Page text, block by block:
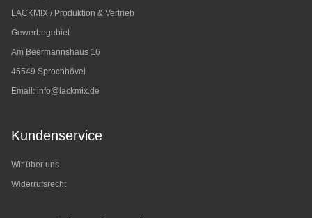
LACKMIX / Produktion & Vertrieb
Gewerbegebiet
Am Beermannshaus 16
45549 Sprochhövel
Email: info@lackmix.de
Kundenservice
Wir über uns
Widerrufsrecht